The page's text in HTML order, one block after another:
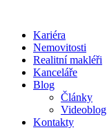
obsahuKariéra
Nemovitosti
Realitní makléři
Kanceláře
Blog
Články
Videoblog
Kontakty